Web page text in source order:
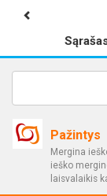
Pažintys
Mergina
ieško
laisvalaikis